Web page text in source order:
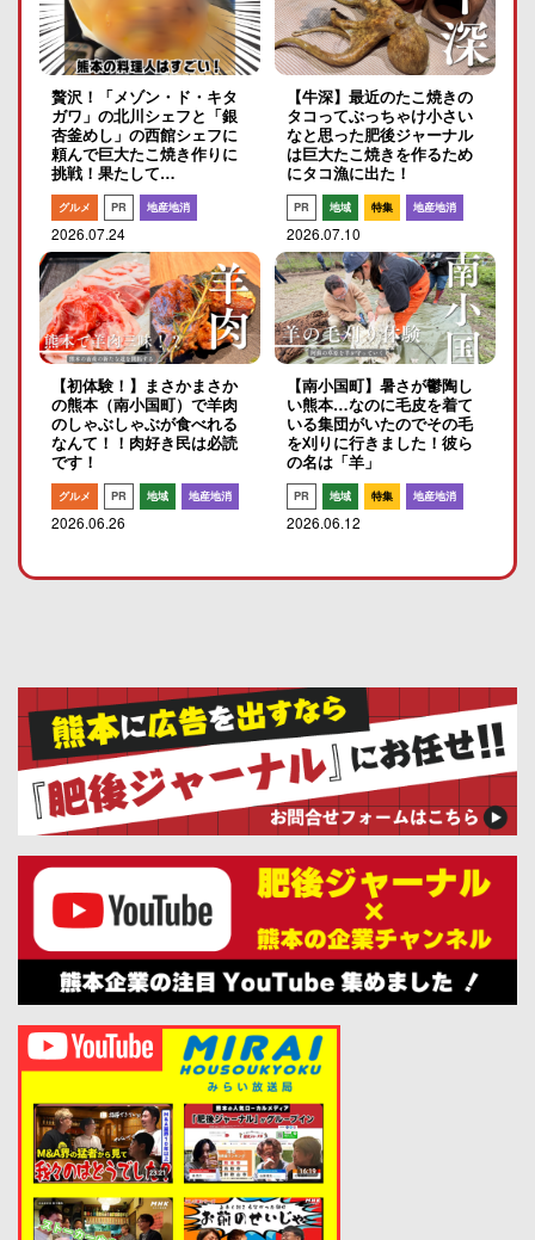
贅沢！「メゾン・ド・キタ
ガワ」の北川シェフと「銀
杏釜めし」の西館シェフに
頼んで巨大たこ焼き作りに
挑戦！果たして…
グルメ PR 地産地消
2026.07.24
【牛深】最近のたこ焼きの
タコってぶっちゃけ小さい
なと思った肥後ジャーナル
は巨大たこ焼きを作るため
にタコ漁に出た！
PR 地域 特集 地産地消
2026.07.10
【初体験！】まさかまさか
の熊本（南小国町）で羊肉
のしゃぶしゃぶが食べれる
なんて！！肉好き民は必読
です！
グルメ PR 地域 地産地消
2026.06.26
【南小国町】暑さが鬱陶し
い熊本…なのに毛皮を着て
いる集団がいたのでその毛
を刈りに行きました！彼ら
の名は「羊」
PR 地域 特集 地産地消
2026.06.12